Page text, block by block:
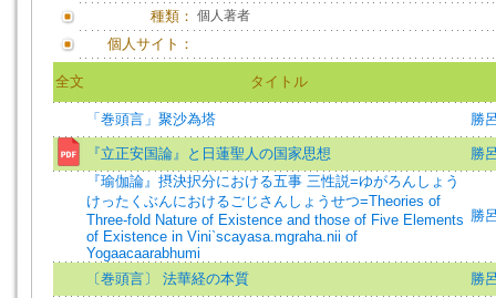
種類： 個人著者
個人サイト：
全文 タイトル
「巻頭言」聚沙為塔 勝
『立正安国論』と日蓮聖人の国家思想
勝
『瑜伽論』摂決択分における五事 三性説=ゆがろんしょう
けったくぶんにおけるごじさんしょうせつ=Theories of
Three-fold Nature of Existence and those of Five Elements
of Existence in Vini`scayasa.mgraha.nii of
Yogaacaarabhumi
勝
〔巻頭言〕 法華経の本質 勝